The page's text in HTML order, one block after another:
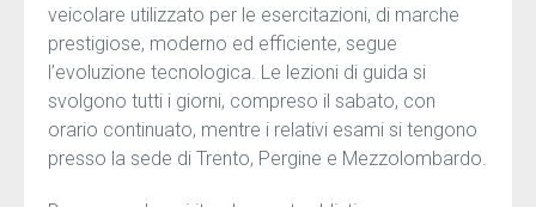
veicolare utilizzato per le esercitazioni, di marche
prestigiose, moderno ed efficiente, segue
l’evoluzione tecnologica. Le lezioni di guida si
svolgono tutti i giorni, compreso il sabato, con
orario continuato, mentre i relativi esami si tengono
presso la sede di Trento, Pergine e Mezzolombardo.